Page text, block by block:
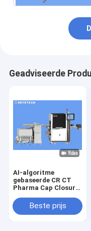
Geadviseerde
AI-algoritme
gebaseerde CR CT
Pharma Cap Closure
MachineBeste prijs